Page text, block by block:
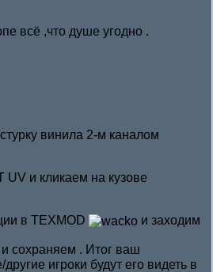
всё ,что душе угодно .
винила 2-м каналом
UV и кликаем на кузове
в TEXMOD
и заходим
и сохраняем . Итог ваш
игроки будут его видеть в